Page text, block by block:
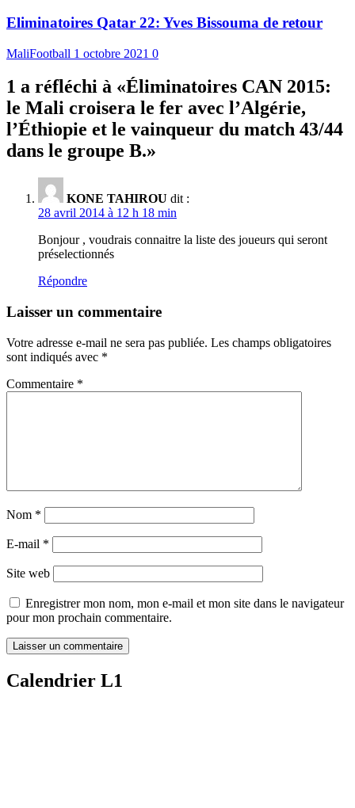
Eliminatoires Qatar 22: Yves Bissouma de retour
MaliFootball 1 octobre 2021 0
1 a réfléchi à «Éliminatoires CAN 2015:
le Mali croisera le fer avec l’Algérie,
l’Éthiopie et le vainqueur du match 43/44
dans le groupe B.»
KONE TAHIROU dit :
28 avril 2014 à 12 h 18 min
Bonjour , voudrais connaitre la liste des joueurs qui seront
préselectionnés
Répondre
Laisser un commentaire
Votre adresse e-mail ne sera pas publiée. Les champs obligatoires
sont indiqués avec *
Commentaire *
Nom *
E-mail *
Site web
Enregistrer mon nom, mon e-mail et mon site dans le navigateur
pour mon prochain commentaire.
Calendrier L1